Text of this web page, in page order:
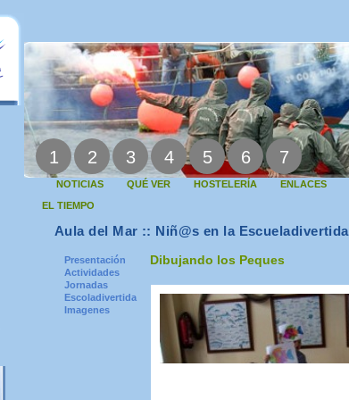
1 2 3 4 5 6 7
NOTICIAS QUÉ VER HOSTELERÍA
ENLACES
EL TIEMPO
Aula del Mar :: Niñ@s en la Escueladivertida
Presentación
Actividades
Jornadas
Escoladivertida
Imagenes
Dibujando los Peques